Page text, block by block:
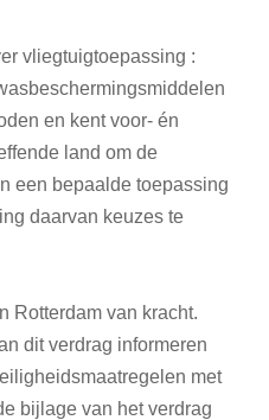
vliegtuigtoepassing :
en kent voor- én
land om de
een bepaalde toepassing
daarvan keuzes te
Rotterdam van kracht.
dit verdrag informeren
met
bijlage van het verdrag